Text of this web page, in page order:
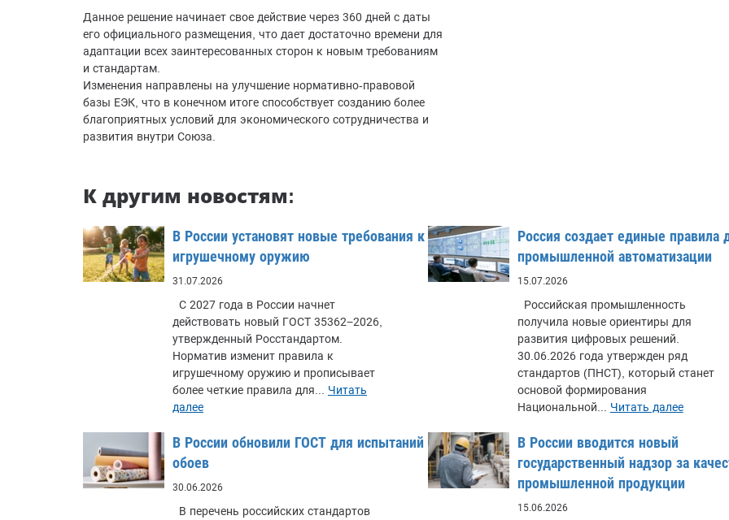
Данное решение начинает свое действие через 360 дней с даты
его официального размещения, что дает достаточно времени для
адаптации всех заинтересованных сторон к новым требованиям
и стандартам.
Изменения направлены на улучшение нормативно-правовой
базы ЕЭК, что в конечном итоге способствует созданию более
благоприятных условий для экономического сотрудничества и
развития внутри Союза.
К другим новостям:
В России установят новые требования к
игрушечному оружию
31.07.2026
С 2027 года в России начнет
действовать новый ГОСТ 35362−2026,
утвержденный Росстандартом.
Норматив изменит правила к
игрушечному оружию и прописывает
более четкие правила для... Читать
далее
Россия создает единые правила
промышленной автоматизации
15.07.2026
Российская промышленность
получила новые ориентиры для
развития цифровых решений.
30.06.2026 года утвержден ряд
стандартов (ПНСТ), который станет
основой формирования
Национальной... Читать далее
В России обновили ГОСТ для испытаний
обоев
30.06.2026
В перечень российских стандартов
В России вводится новый
государственный надзор за
промышленной продукции
15.06.2026